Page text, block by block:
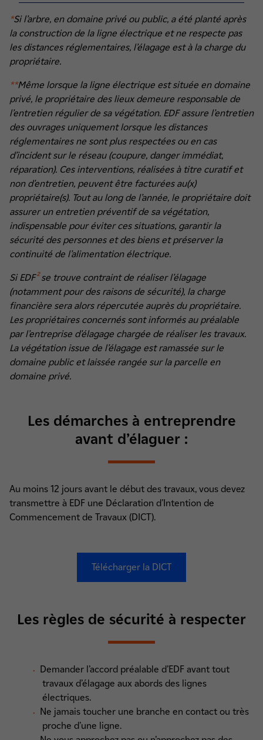
*Si l’arbre, en domaine privé ou public, a été planté après
la construction de la ligne électrique et ne respecte pas
les distances réglementaires, l’élagage est à la charge du
propriétaire.
**Même lorsque la ligne électrique est située en domaine
privé, le propriétaire des lieux demeure responsable de
l’entretien régulier de sa végétation. EDF assure l’entretien
des ouvrages uniquement lorsque les distances
réglementaires ne sont plus respectées ou en cas
d’incident sur le réseau (coupure, danger immédiat,
réparation). Ces interventions, réalisées à titre curatif et
non d’entretien, peuvent être facturées au(x)
propriétaire(s). Tout au long de l’année, le propriétaire doit
assurer un entretien préventif de sa végétation,
indispensable pour éviter ces situations, garantir la
sécurité des personnes et des biens et préserver la
continuité de l’alimentation électrique.
Si EDF²se trouve contraint de réaliser l’élagage
(notamment pour des raisons de sécurité), la charge
financière sera alors répercutée auprès du propriétaire.
Les propriétaires concernés sont informés au préalable
par l’entreprise d’élagage chargée de réaliser les travaux.
La végétation issue de l’élagage est ramassée sur le
domaine public et laissée rangée sur la parcelle en
domaine privé.
Les démarches à entreprendre
avant d’élaguer :
Au moins 12 jours avant le début des travaux, vous devez
transmettre à EDF une Déclaration d’Intention de
Commencement de Travaux (DICT).
Télécharger la DICT
Les règles de sécurité à respecter
Demander l’accord préalable d’EDF avant tout
travaux d’élagage aux abords des lignes
électriques.
Ne jamais toucher une branche en contact ou très
proche d’une ligne.